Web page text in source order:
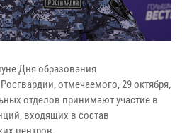
Дня образования
отмечаемого, 29 октября,
отделов принимают участие в
входящих в состав